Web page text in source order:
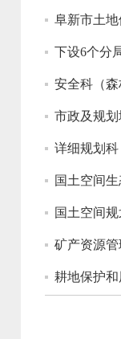
阜新市土
下设6个分
安全科（森
市政及规
详细规划科
国土空间
国土空间
矿产资源
耕地保护